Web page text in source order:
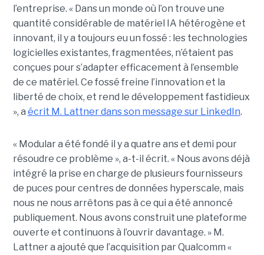
l’entreprise. « Dans un monde où l’on trouve une
quantité considérable de matériel IA hétérogène et
innovant, il y a toujours eu un fossé : les technologies
logicielles existantes, fragmentées, n’étaient pas
conçues pour s’adapter efficacement à l’ensemble
de ce matériel. Ce fossé freine l’innovation et la
liberté de choix, et rend le développement fastidieux
», a écrit M. Lattner dans son message sur LinkedIn.
« Modular a été fondé il y a quatre ans et demi pour
résoudre ce problème », a-t-il écrit. « Nous avons déjà
intégré la prise en charge de plusieurs fournisseurs
de puces pour centres de données hyperscale, mais
nous ne nous arrêtons pas à ce qui a été annoncé
publiquement. Nous avons construit une plateforme
ouverte et continuons à l’ouvrir davantage. » M.
Lattner a ajouté que l’acquisition par Qualcomm «